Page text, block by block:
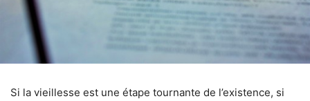
Si la vieillesse est une étape tournante de l’existence, si